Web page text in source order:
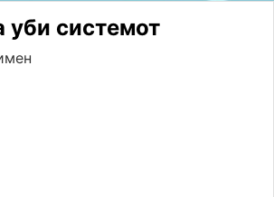
уби системот